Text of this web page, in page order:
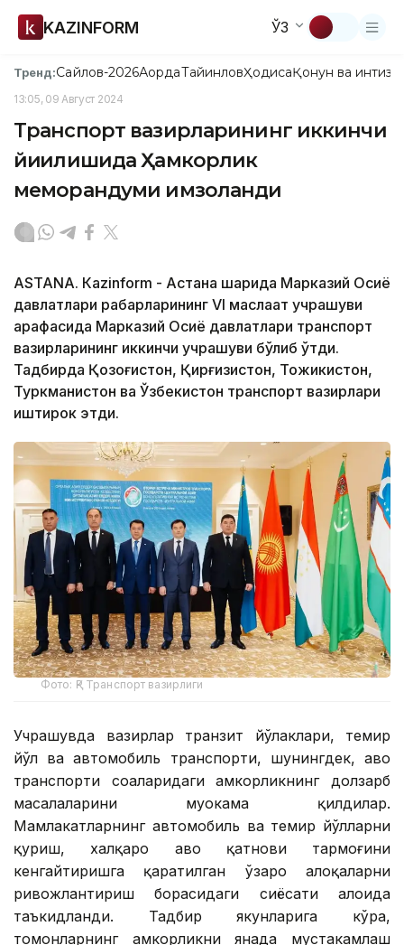
KAZINFORM ЎЗ
Тренд:Сайлов-2026АқордаТайинловҲодисаҚонун ва
13:05, 09 Август 2024
Транспорт вазирларининг иккинчи
йиғилишида Ҳамкорлик
меморандуми имзоланди
ASTANА. Кazinform - Астана шаҳрида Марказий Осиё
давлатлари раҳбарларининг VI маслаҳат учрашуви
арафасида Марказий Осиё давлатлари транспорт
вазирларининг иккинчи учрашуви бўлиб ўтди.
Тадбирда Қозоғистон, Қирғизистон, Тожикистон,
Туркманистон ва Ўзбекистон транспорт вазирлари
иштирок этди.
Фото: ҚР Транспорт вазирлиги
Учрашувда вазирлар транзит йўлаклари, темир
йўл ва автомобиль транспорти, шунингдек, ҳаво
транспорти соҳаларидаги ҳамкорликнинг долзарб
масалаларини муҳокама қилдилар.
Мамлакатларнинг автомобиль ва темир йўлларни
қуриш, халқаро ҳаво қатнови тармоғини
кенгайтиришга қаратилган ўзаро алоқаларни
ривожлантириш борасидаги сиёсати алоҳида
таъкидланди. Тадбир якунларига кўра,
томонларнинг ҳамкорликни янада мустаҳкамлаш